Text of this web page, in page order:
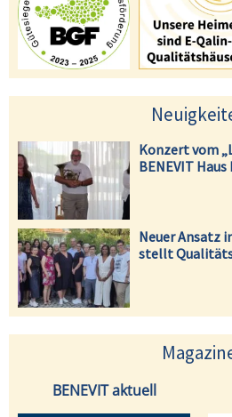
Konzert vom
BENEVIT
Neuer Ansatz
stellt
BENEVIT aktuell